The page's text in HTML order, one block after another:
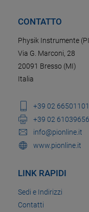
CONTATTO
Physik Instrumente
Via G. Marconi, 28
20091 Bresso (MI)
Italia
+39 02 66501101
+39 02 61039656
info@pionline.it
www.pionline.it
LINK RAPIDI
Sedi e Indirizzi
Contatti